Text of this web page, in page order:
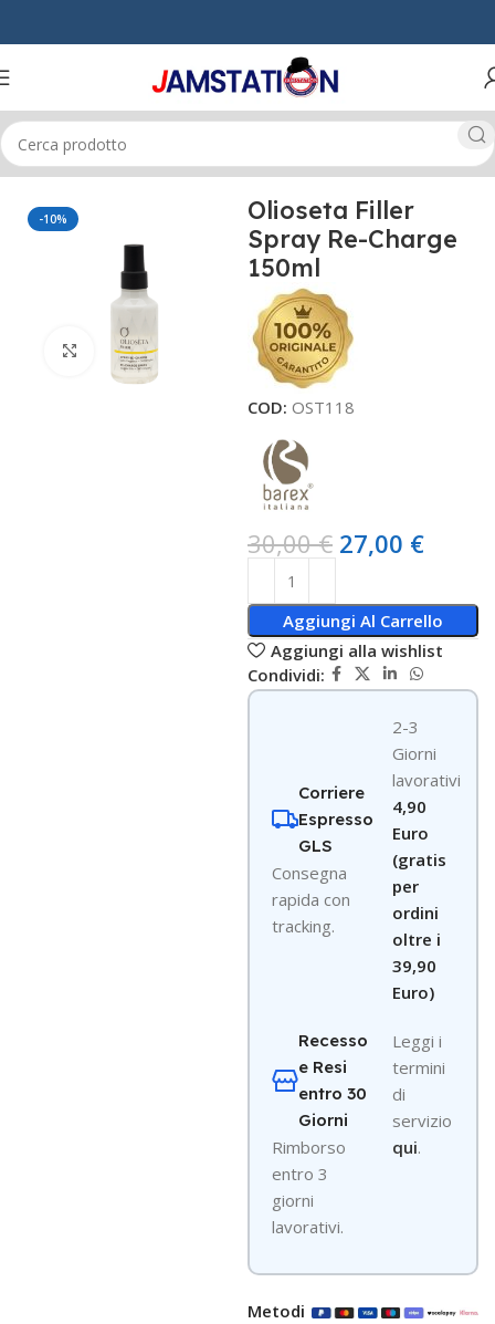
Home CAPELLI POST LAVAGGIO
-10%
Click to enlarge
Olioseta Filler
Spray Re-Charge
150ml
COD: OST118
30,00€ 27,00 €
Aggiungi Al Carrello
Aggiungi alla wishlist
Condividi:
Corriere
Espresso
GLS
Consegna
rapida con
tracking.
2-3
Giorni
lavorativi
4,90
Euro
(gratis
per
ordini
oltre i
39,90
Euro)
Recesso
e Resi
entro 30
Giorni
Rimborso
entro 3
giorni
lavorativi.
Leggi i
termini
di
servizio
qui.
Metodi